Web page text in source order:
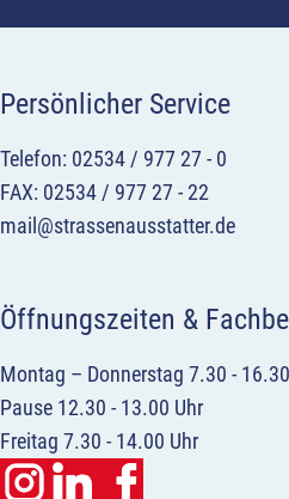
Persönlicher Service
Telefon: 02534 / 977 27 - 0
FAX: 02534 / 977 27 - 22
mail@strassenausstatter.de
Öffnungszeiten &
Montag – Donnerstag 7.30 -
Pause 12.30 - 13.00 Uhr
Freitag 7.30 - 14.00 Uhr